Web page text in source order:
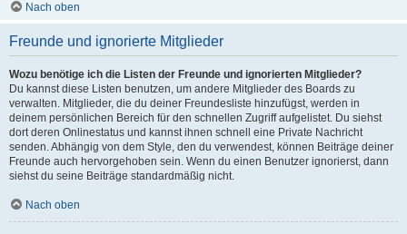
Nach oben
Freunde und ignorierte Mitglieder
Wozu benötige ich die Listen der Freunde und ignorierten Mitglieder?
Du kannst diese Listen benutzen, um andere Mitglieder des Boards zu
verwalten. Mitglieder, die du deiner Freundesliste hinzufügst, werden in
deinem persönlichen Bereich für den schnellen Zugriff aufgelistet. Du siehst
dort deren Onlinestatus und kannst ihnen schnell eine Private Nachricht
senden. Abhängig von dem Style, den du verwendest, können Beiträge deiner
Freunde auch hervorgehoben sein. Wenn du einen Benutzer ignorierst, dann
siehst du seine Beiträge standardmäßig nicht.
Nach oben